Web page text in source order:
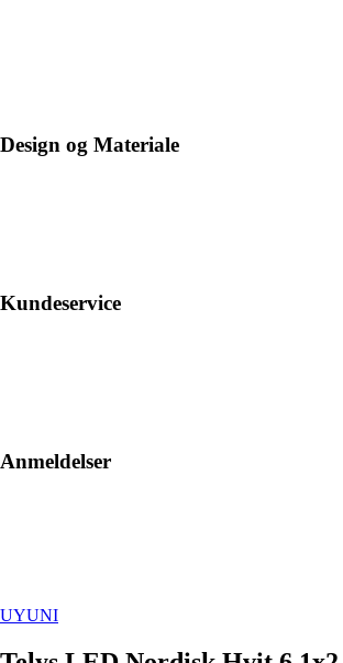
Design og Materiale
Kundeservice
Anmeldelser
UYUNI